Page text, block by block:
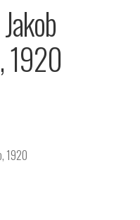
1920
1920